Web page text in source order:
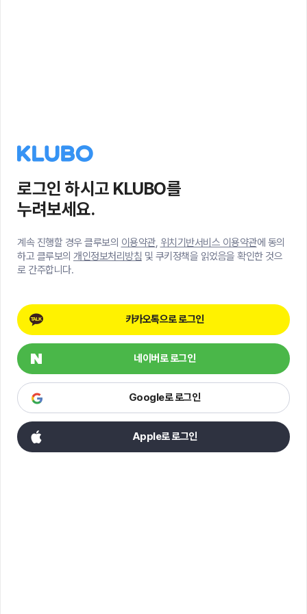
로그인 하시고 KLUBO를
누려보세요.
계속 진행할 경우 클루보의 이용약관, 위치기반서비스 이용약관에 동의
하고 클루보의 개인정보처리방침 및 쿠키정책을 읽었음을 확인한 것으
로 간주합니다.
카카오톡으로 로그인
네이버로 로그인
Google로 로그인
Apple로 로그인